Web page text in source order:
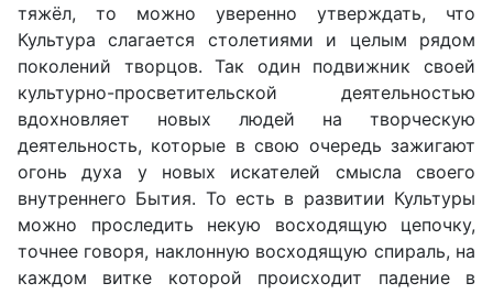
тяжёл, то можно уверенно утверждать, что
Культура слагается столетиями и целым рядом
поколений творцов. Так один подвижник своей
культурно-просветительской деятельностью
вдохновляет новых людей на творческую
деятельность, которые в свою очередь зажигают
огонь духа у новых искателей смысла своего
внутреннего Бытия. То есть в развитии Культуры
можно проследить некую восходящую цепочку,
точнее говоря, наклонную восходящую спираль, на
каждом витке которой происходит падение в